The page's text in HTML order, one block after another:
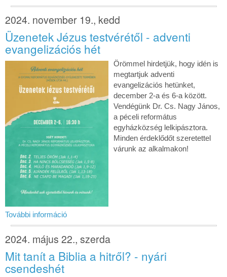
2024. november 19., kedd
Üzenetek Jézus testvérétől - adventi
evangelizációs hét
Örömmel hirdetjük, hogy idén is
megtartjuk adventi
evangelizációs hetünket,
december 2-a és 6-a között.
Vendégünk Dr. Cs. Nagy János,
a péceli református
egyházközség lelkipásztora.
Minden érdeklődőt szeretettel
várunk az alkalmakon!
További információ
2024. május 22., szerda
Mit tanít a Biblia a hitről? - nyári
csendeshét